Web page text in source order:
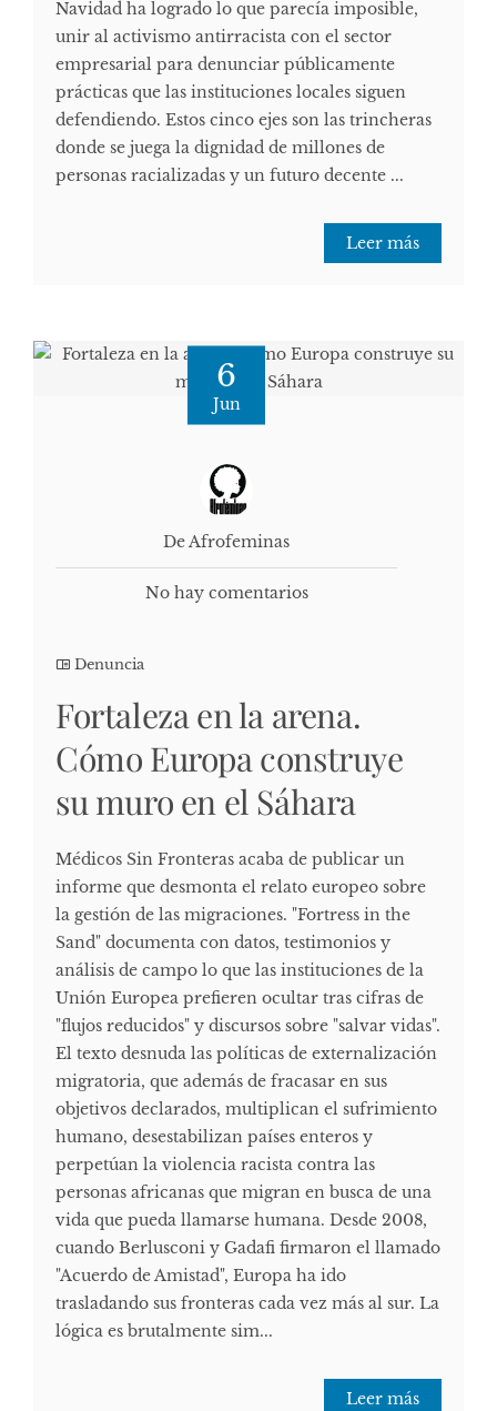
Navidad ha logrado lo que parecía imposible,
unir al activismo antirracista con el sector
empresarial para denunciar públicamente
prácticas que las instituciones locales siguen
defendiendo. Estos cinco ejes son las trincheras
donde se juega la dignidad de millones de
personas racializadas y un futuro decente ...
Leer más
6
Jun
De Afrofeminas
No hay comentarios
Denuncia
Fortaleza en la arena.
Cómo Europa construye
su muro en el Sáhara
Médicos Sin Fronteras acaba de publicar un
informe que desmonta el relato europeo sobre
la gestión de las migraciones. "Fortress in the
Sand" documenta con datos, testimonios y
análisis de campo lo que las instituciones de la
Unión Europea prefieren ocultar tras cifras de
"flujos reducidos" y discursos sobre "salvar vidas".
El texto desnuda las políticas de externalización
migratoria, que además de fracasar en sus
objetivos declarados, multiplican el sufrimiento
humano, desestabilizan países enteros y
perpetúan la violencia racista contra las
personas africanas que migran en busca de una
vida que pueda llamarse humana. Desde 2008,
cuando Berlusconi y Gadafi firmaron el llamado
"Acuerdo de Amistad", Europa ha ido
trasladando sus fronteras cada vez más al sur. La
lógica es brutalmente sim...
Leer más